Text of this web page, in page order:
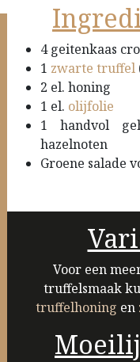
4 geitenkaas
1 zwarte truffel
2 el. honing
1 el. olijfolie
1 handvol
hazelnoten
Groene salade
Voor een
truffelsmaak
truffelhoning en